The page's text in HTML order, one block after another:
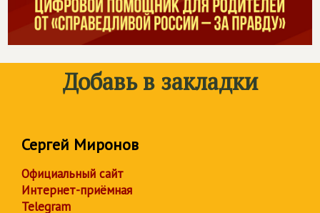
Добавь в закладки
Сергей Миронов
Официальный сайт
Интернет-приёмная
Telegram